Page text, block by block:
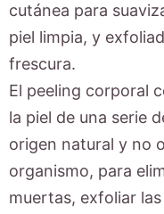
cutánea para
piel limpia, y
frescura.
El peeling corporal
la piel de una serie
origen natural y no
organismo, para
muertas, exfoliar